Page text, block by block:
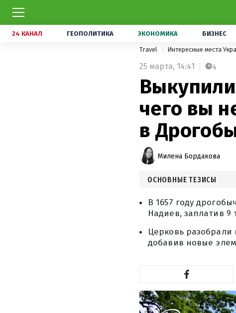
24 КАНАЛ ГЕОПОЛИТИКА ЭКОНОМИКА БИЗНЕС
Travel Интересные места
25 марта, 14:41 4
чего вы
в
Милена Бордакова
ОСНОВНЫЕ ТЕЗИСЫ
В 1657 году
Надиев, заплатив 9
Церковь разобрали
добавив новые